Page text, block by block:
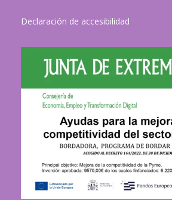
Declaración de accesibilidad